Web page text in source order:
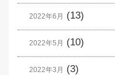
2022年6月 (13)
2022年5月 (10)
2022年3月 (3)